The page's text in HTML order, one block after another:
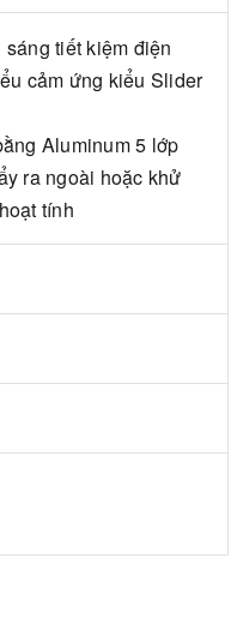
tiết kiệm điện
cảm ứng kiểu Slider
Aluminum 5 lớp
ra ngoài hoặc khử
tính